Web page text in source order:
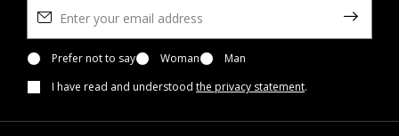
Prefer not to say Woman
Man
I have read and understood the privacy statement.